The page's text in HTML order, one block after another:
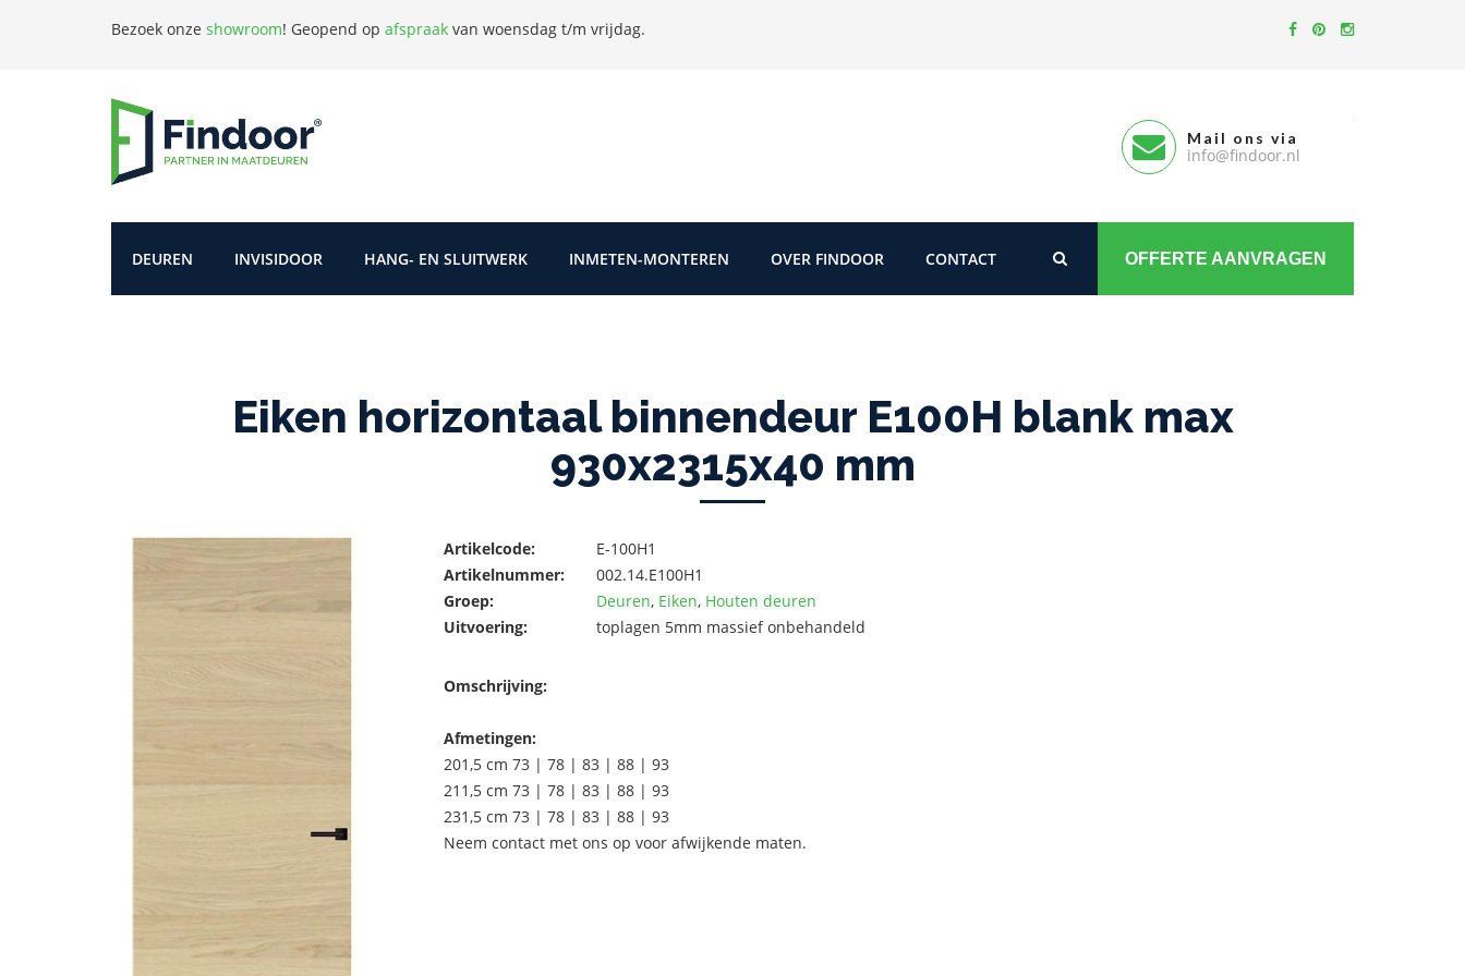
Bezoek onze showroom! Geopend op afspraak van woensdag t/m vrijdag.
Mail ons via
info@findoor.nl
DEUREN INVISIDOOR HANG- EN SLUITWERK INMETEN-MONTEREN OVER FINDOOR CONTACT OFFERTE AANVRAGEN
Eiken horizontaal binnendeur E100H blank max
930x2315x40 mm
Artikelcode:
E-100H1
Artikelnummer:
002.14.E100H1
Groep:
Deuren, Eiken, Houten deuren
Uitvoering:
toplagen 5mm massief onbehandeld
Omschrijving:
Afmetingen:
201,5 cm 73 | 78 | 83 | 88 | 93
211,5 cm 73 | 78 | 83 | 88 | 93
231,5 cm 73 | 78 | 83 | 88 | 93
Neem contact met ons op voor afwijkende maten.